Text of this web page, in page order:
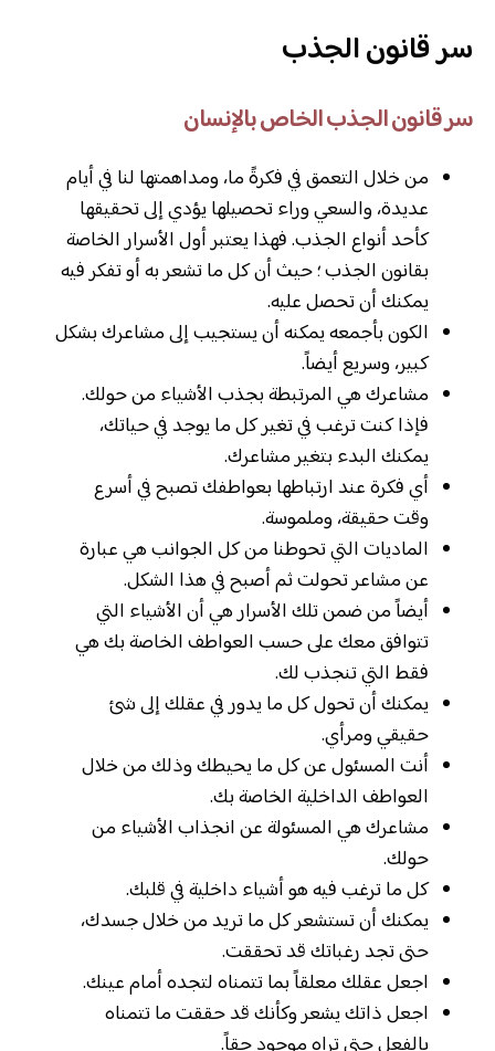
سر قانون الجذب
سر قانون الجذب الخاص بالإنسان
من خلال التعمق في فكرةً ما، ومداهمتها لنا في أيام
عديدة، والسعي وراء تحصيلها يؤدي إلى تحقيقها
كأحد أنواع الجذب. فهذا يعتبر أول الأسرار الخاصة
بقانون الجذب ؛ حيث أن كل ما تشعر به أو تفكر فيه
يمكنك أن تحصل عليه.
الكون بأجمعه يمكنه أن يستجيب إلى مشاعرك بشكل
كبير، وسريع أيضاً.
مشاعرك هي المرتبطة بجذب الأشياء من حولك.
فإذا كنت ترغب في تغير كل ما يوجد في حياتك،
يمكنك البدء بتغير مشاعرك.
أي فكرة عند ارتباطها بعواطفك تصبح في أسرع
وقت حقيقة، وملموسة.
الماديات التي تحوطنا من كل الجوانب هي عبارة
عن مشاعر تحولت ثم أصبح في هذا الشكل.
أيضاً من ضمن تلك الأسرار هي أن الأشياء التي
تتوافق معك على حسب العواطف الخاصة بك هي
فقط التي تنجذب لك.
يمكنك أن تحول كل ما يدور في عقلك إلى شئ
حقيقي ومرأي.
أنت المسئول عن كل ما يحيطك وذلك من خلال
العواطف الداخلية الخاصة بك.
مشاعرك هي المسئولة عن انجذاب الأشياء من
حولك.
كل ما ترغب فيه هو أشياء داخلية في قلبك.
يمكنك أن تستشعر كل ما تريد من خلال جسدك،
حتى تجد رغباتك قد تحققت.
اجعل عقلك معلقاً بما تتمناه لتجده أمام عينك.
اجعل ذاتك يشعر وكأنك قد حققت ما تتمناه